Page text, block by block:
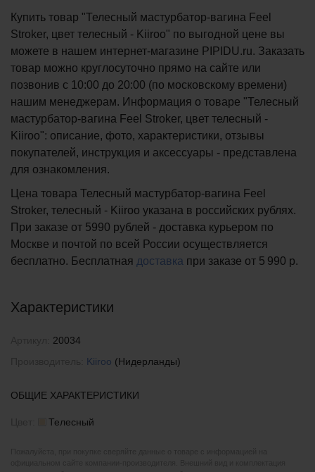
Купить товар "Телесный мастурбатор-вагина Feel
Stroker, цвет телесный - Kiiroo" по выгодной цене вы
можете в нашем интернет-магазине PIPIDU.ru. Заказать
товар можно круглосуточно прямо на сайте или
позвонив с 10:00 до 20:00 (по московскому времени)
нашим менеджерам. Информация о товаре "Телесный
мастурбатор-вагина Feel Stroker, цвет телесный -
Kiiroo": описание, фото, характеристики, отзывы
покупателей, инструкция и аксессуары - представлена
для ознакомления.
Цена товара Телесный мастурбатор-вагина Feel
Stroker, телесный - Kiiroo указана в российских рублях.
При заказе от 5990 рублей - доставка курьером по
Москве и почтой по всей России осуществляется
бесплатно. Бесплатная доставка при заказе от 5 990 р.
Характеристики
20034
Kiiroo (Нидерланды)
ОБЩИЕ ХАРАКТЕРИСТИКИ
Телесный